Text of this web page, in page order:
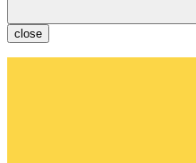
close